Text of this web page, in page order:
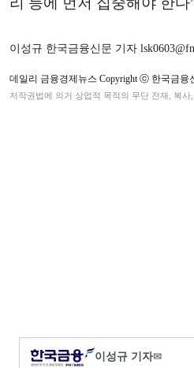
이성규 한국금융신문 기자
데일리 금융경제뉴스 Copyright ⓒ 한국금융
저작권법에 의거 상업적 목적의 무단 전재, 복사
이성규 기자✉